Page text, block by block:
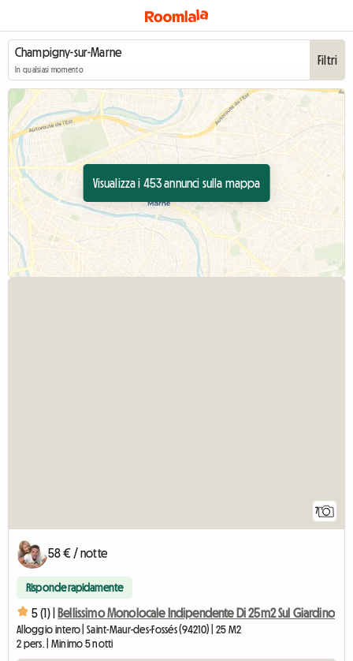
In qualsiasi momento
Filtri
Visualizza i 453 annunci sulla mappa
7
58 € / notte
Risponde rapidamente
5 (1) | Bellissimo Monolocale Indipendente Di 25m2 Sul Giardino
Alloggio intero | Saint-Maur-des-Fossés (94210) | 25 M2
2 pers. | Minimo 5 notti